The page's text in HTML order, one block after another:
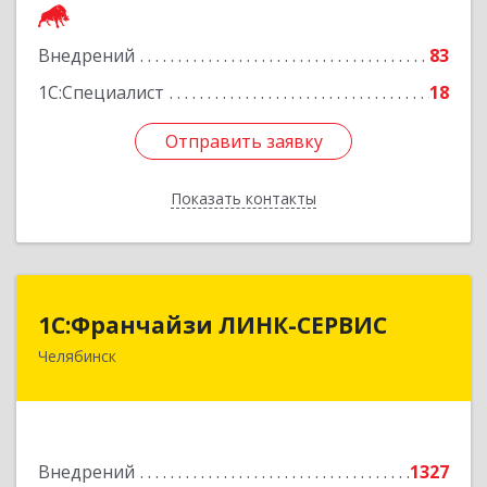
Внедрений
83
1С:Специалист
18
Отправить заявку
Показать контакты
Отправить заявку
Назад
1С:Франчайзи ЛИНК-СЕРВИС
Челябинск
Внедрений
1327
1С:Франчайзи ЛИНК-СЕРВИС
454006, Челябинская обл, Челябинск г, 3